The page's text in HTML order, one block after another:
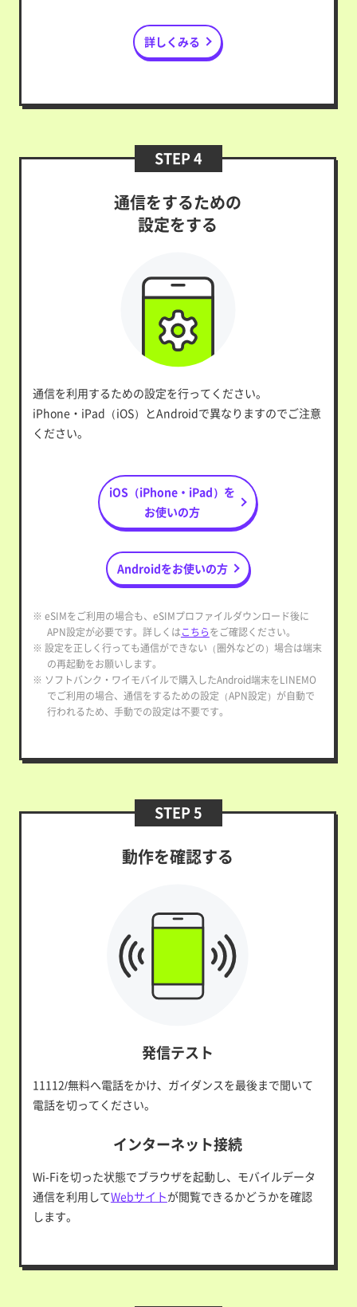
詳しくみる
STEP 4
通信をするための
設定をする
通信を利用するための設定を行ってください。
iPhone・iPad（iOS）とAndroidで異なりますのでご注意
ください。
iOS（iPhone・iPad）を
お使いの方
Androidをお使いの方
※ eSIMをご利用の場合も、eSIMプロファイルダウンロード後に
APN設定が必要です。詳しくはこちらをご確認ください。
※ 設定を正しく行っても通信ができない（圏外などの）場合は端末
の再起動をお願いします。
※ ソフトバンク・ワイモバイルで購入したAndroid端末をLINEMO
でご利用の場合、通信をするための設定（APN設定）が自動で
行われるため、手動での設定は不要です。
STEP 5
動作を確認する
発信テスト
11112/無料へ電話をかけ、ガイダンスを最後まで聞いて
電話を切ってください。
インターネット接続
Wi-Fiを切った状態でブラウザを起動し、モバイルデータ
通信を利用してWebサイトが閲覧できるかどうかを確認
します。